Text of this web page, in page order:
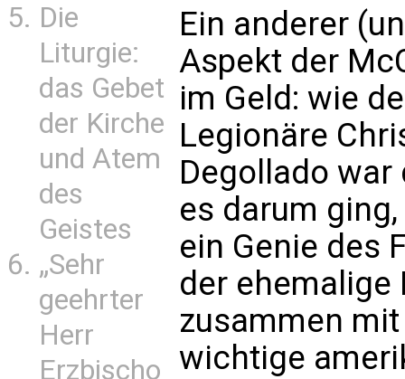
Die
Liturgie:
das Gebet
der Kirche
und Atem
des
Geistes
„Sehr
geehrter
Herr
Erzbischo
Ein anderer
Aspekt der
im Geld: wie
Legionäre
Degollado war
es darum
ein Genie des
der ehemalige
zusammen
wichtige